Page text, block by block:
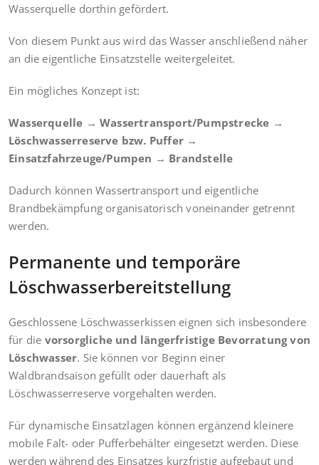
Wasserquelle dorthin gefördert.
Von diesem Punkt aus wird das Wasser anschließend näher
an die eigentliche Einsatzstelle weitergeleitet.
Ein mögliches Konzept ist:
Wasserquelle → Wassertransport/Pumpstrecke →
Löschwasserreserve bzw. Puffer →
Einsatzfahrzeuge/Pumpen → Brandstelle
Dadurch können Wassertransport und eigentliche
Brandbekämpfung organisatorisch voneinander getrennt
werden.
Permanente und temporäre
Löschwasserbereitstellung
Geschlossene Löschwasserkissen eignen sich insbesondere
für die vorsorgliche und längerfristige Bevorratung von
Löschwasser. Sie können vor Beginn einer
Waldbrandsaison gefüllt oder dauerhaft als
Löschwasserreserve vorgehalten werden.
Für dynamische Einsatzlagen können ergänzend kleinere
mobile Falt- oder Pufferbehälter eingesetzt werden. Diese
werden während des Einsatzes kurzfristig aufgebaut und